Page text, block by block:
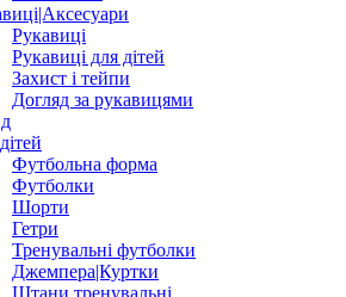
Рукавиці
Рукавиці для дітей
Захист і тейпи
Догляд за рукавицями
Футбольна форма
Футболки
Шорти
Гетри
Тренувальні футболки
Джемпера|Куртки
Штани тренувальні